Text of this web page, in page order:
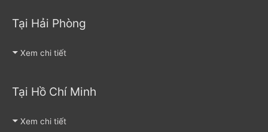
Tại Hải Phòng
Xem chi tiết
Tại Hồ Chí Minh
Xem chi tiết